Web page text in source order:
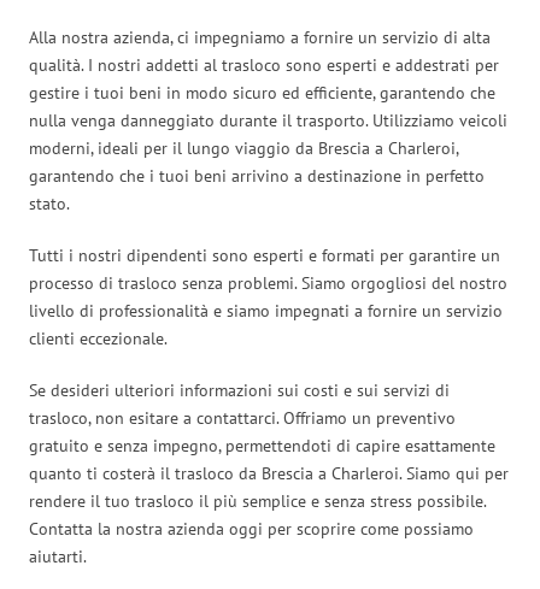
Alla nostra azienda, ci impegniamo a fornire un servizio di alta
qualità. I nostri addetti al trasloco sono esperti e addestrati per
gestire i tuoi beni in modo sicuro ed efficiente, garantendo che
nulla venga danneggiato durante il trasporto. Utilizziamo veicoli
moderni, ideali per il lungo viaggio da Brescia a Charleroi,
garantendo che i tuoi beni arrivino a destinazione in perfetto
stato.
Tutti i nostri dipendenti sono esperti e formati per garantire un
processo di trasloco senza problemi. Siamo orgogliosi del nostro
livello di professionalità e siamo impegnati a fornire un servizio
clienti eccezionale.
Se desideri ulteriori informazioni sui costi e sui servizi di
trasloco, non esitare a contattarci. Offriamo un preventivo
gratuito e senza impegno, permettendoti di capire esattamente
quanto ti costerà il trasloco da Brescia a Charleroi. Siamo qui per
rendere il tuo trasloco il più semplice e senza stress possibile.
Contatta la nostra azienda oggi per scoprire come possiamo
aiutarti.